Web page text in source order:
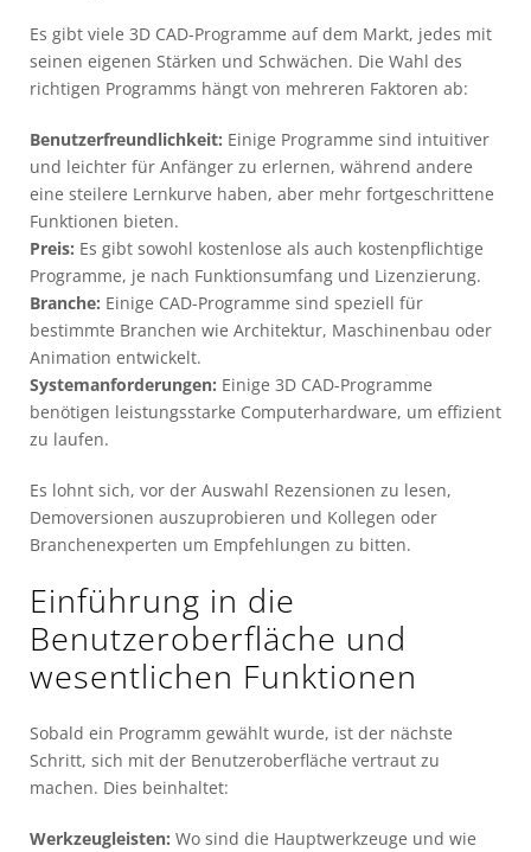
Es gibt viele 3D CAD-Programme auf dem Markt, jedes mit
seinen eigenen Stärken und Schwächen. Die Wahl des
richtigen Programms hängt von mehreren Faktoren ab:
Benutzerfreundlichkeit: Einige Programme sind intuitiver
und leichter für Anfänger zu erlernen, während andere
eine steilere Lernkurve haben, aber mehr fortgeschrittene
Funktionen bieten.
Preis: Es gibt sowohl kostenlose als auch kostenpflichtige
Programme, je nach Funktionsumfang und Lizenzierung.
Branche: Einige CAD-Programme sind speziell für
bestimmte Branchen wie Architektur, Maschinenbau oder
Animation entwickelt.
Systemanforderungen: Einige 3D CAD-Programme
benötigen leistungsstarke Computerhardware, um effizient
zu laufen.
Es lohnt sich, vor der Auswahl Rezensionen zu lesen,
Demoversionen auszuprobieren und Kollegen oder
Branchenexperten um Empfehlungen zu bitten.
Einführung in die
Benutzeroberfläche und
wesentlichen Funktionen
Sobald ein Programm gewählt wurde, ist der nächste
Schritt, sich mit der Benutzeroberfläche vertraut zu
machen. Dies beinhaltet:
Werkzeugleisten: Wo sind die Hauptwerkzeuge und wie